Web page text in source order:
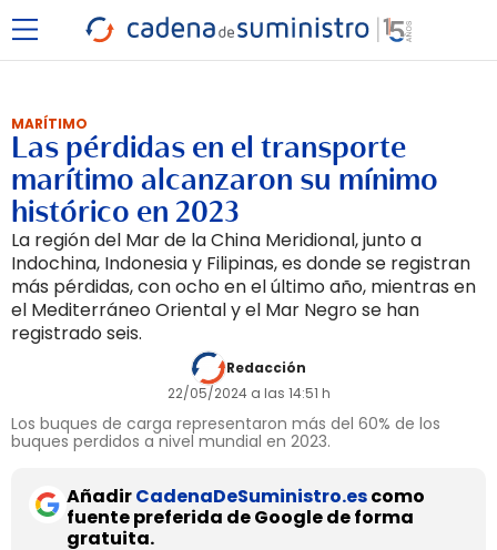
MARÍTIMO
Las pérdidas en el transporte
marítimo alcanzaron su mínimo
histórico en 2023
La región del Mar de la China Meridional, junto a
Indochina, Indonesia y Filipinas, es donde se registran
más pérdidas, con ocho en el último año, mientras en
el Mediterráneo Oriental y el Mar Negro se han
registrado seis.
Redacción
22/05/2024 a las 14:51 h
Los buques de carga representaron más del 60% de los
buques perdidos a nivel mundial en 2023.
AñadirCadenaDeSuministro.escomo
fuente preferida de Google de forma
gratuita.